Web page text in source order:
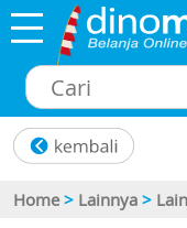
Home > Lainnya >